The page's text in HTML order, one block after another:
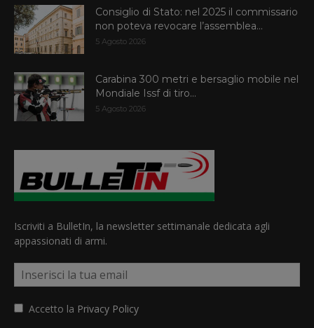
Consiglio di Stato: nel 2025 il commissario
non poteva revocare l’assemblea...
5 Agosto 2026
Carabina 300 metri e bersaglio mobile nel
Mondiale Issf di tiro...
5 Agosto 2026
Iscriviti a BulletIn, la newsletter settimanale dedicata agli
appassionati di armi.
Accetto la Privacy Policy